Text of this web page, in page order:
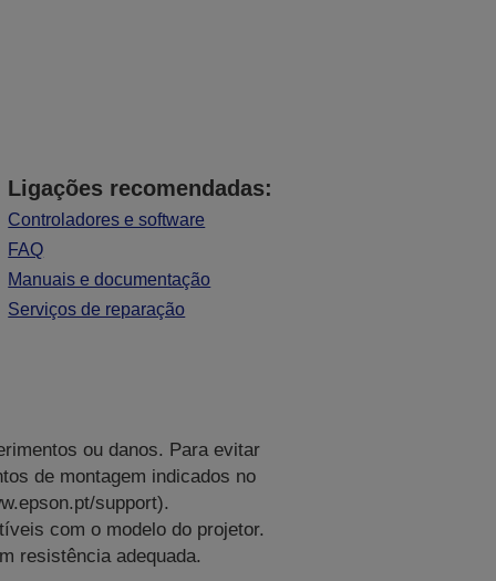
Ligações recomendadas:
Controladores e software
FAQ
Manuais e documentação
Serviços de reparação
ou danos. Para evitar
de montagem indicados no
support).
com o modelo do projetor.
resistência adequada.